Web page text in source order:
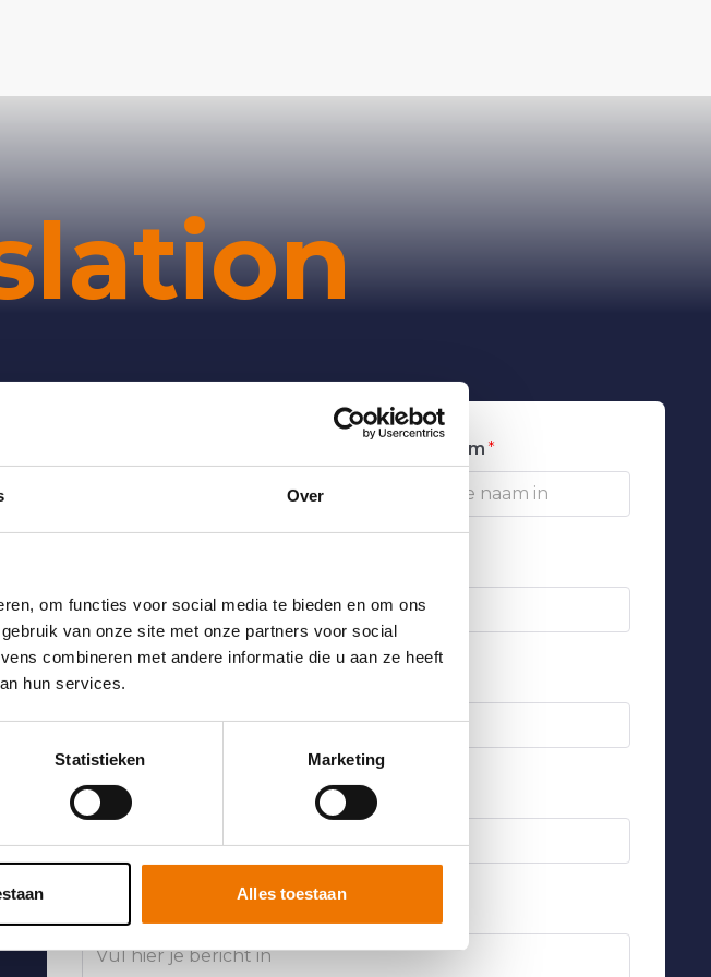
Over
om functies voor social media te bieden en om ons
van onze site met onze partners voor social
combineren met andere informatie die u aan ze heeft
hun services.
Statistieken Marketing
Alles toestaan
Achternaam *
E-mailadres
Telefoonnummer